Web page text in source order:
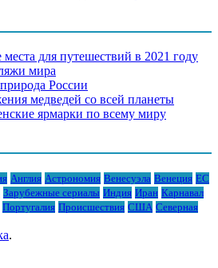
для путешествий в 2021 году
мира
России
медведей со всей планеты
ярмарки по всему миру
Англия Астрономия Венесуэла Венеция ЕС
Зарубежные сериалы Индия Иран Карнавал
Португалия Происшествия США Северная
.